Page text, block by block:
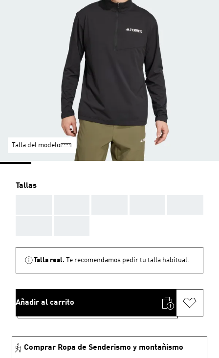
Talla del modelo
Tallas
Talla real. Te recomendamos pedir tu talla habitual.
Añadir al carrito
Comprar Ropa de Senderismo y montañismo